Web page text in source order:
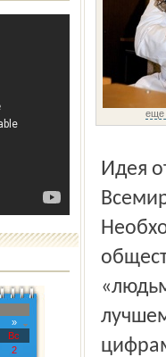
»
Вс
2
еще
Идея отмечать День психического здоровья родилась во